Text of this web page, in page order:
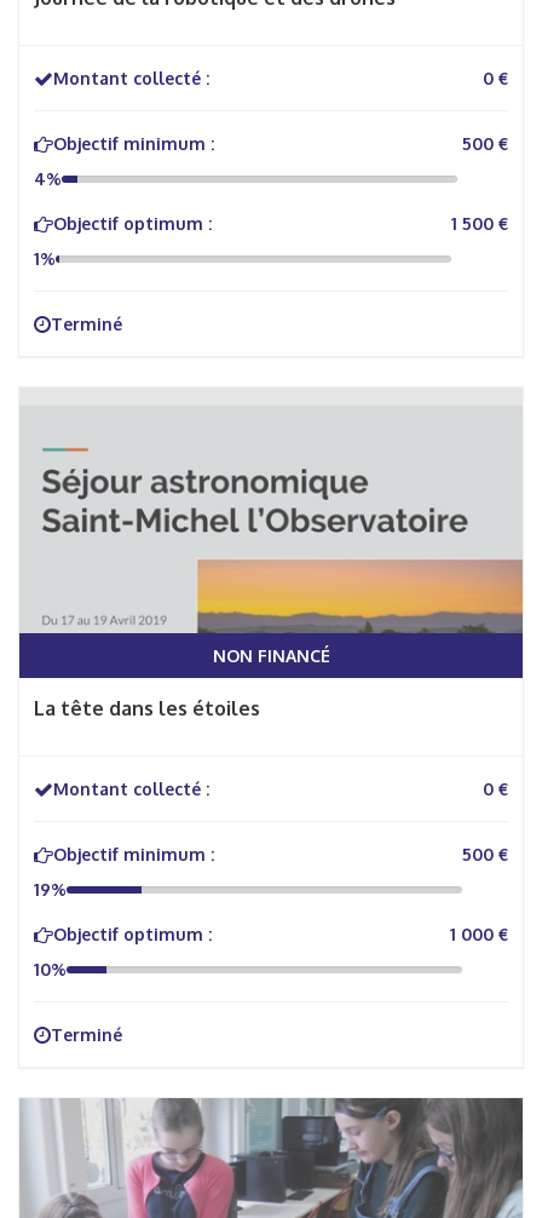
Montant collecté : 0 €
Objectif minimum :
500 €
4%
Objectif optimum :
1 500 €
1%
Terminé
NON FINANCÉ
La tête dans les étoiles
Montant collecté : 0 €
Objectif minimum :
500 €
19%
Objectif optimum :
1 000 €
10%
Terminé